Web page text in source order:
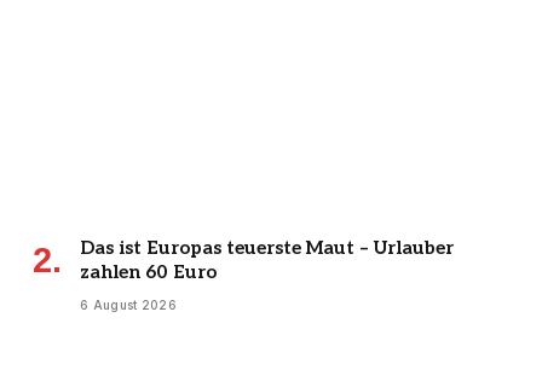
Das ist Europas teuerste Maut – Urlauber
zahlen 60 Euro
6 August 2026